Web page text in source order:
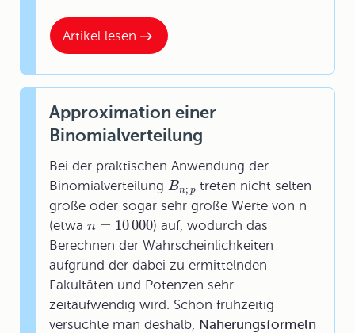
Artikel lesen
Approximation einer
Binomialverteilung
Bei der praktischen Anwendung der
Binomialverteilung Bn; p treten nicht selten
große oder sogar sehr große Werte von n
(etwa n = 10000) auf, wodurch das
Berechnen der Wahrscheinlichkeiten
aufgrund der dabei zu ermittelnden
Fakultäten und Potenzen sehr
zeitaufwendig wird. Schon frühzeitig
versuchte man deshalb, Näherungsformeln